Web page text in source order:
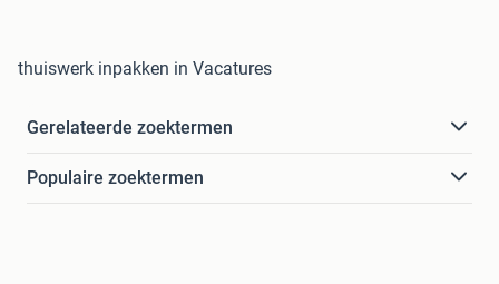
thuiswerk inpakken in Vacatures
Gerelateerde zoektermen
Populaire zoektermen